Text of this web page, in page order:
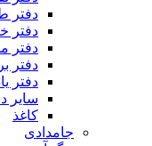
دفتر
دفتر
دفتر
دفتر
دفتر
سایر
کاغذ
جامدادی